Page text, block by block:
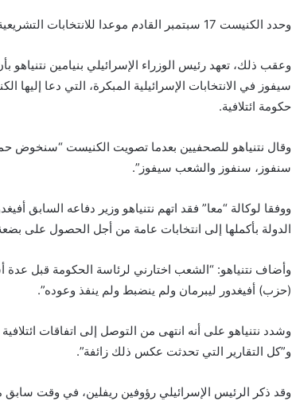
وحدد الكنيست 17 سبتمبر القادم موعدا للانتخابات التشريعية.
وعقب ذلك، تعهد رئيس الوزراء الإسرائيلي بنيامين نتنياهو
سيفوز في الانتخابات الإسرائيلية المبكرة، التي دعا إليها
حكومة ائتلافية.
وقال نتنياهو للصحفيين بعدما تصويت الكنيست “سنخوض
سنفوز، سنفوز والشعب سيفوز”.
ووفقا لوكالة “معا” فقد اتهم نتنياهو وزير دفاعه السابق
الدولة بأكملها إلى انتخابات عامة من أجل الحصول على
وأضاف نتنياهو: “الشعب اختارني لرئاسة الحكومة قبل عدة
(حزب) أفيغدور ليبرمان ولم ينضبط ولم ينفذ وعوده”.
و”كل التقارير التي تحدثت عكس ذلك زائفة”.
وقد ذكر الرئيس الإسرائيلي رؤوفين ريفلين، في وقت سابق